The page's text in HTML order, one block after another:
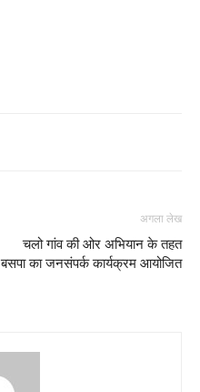
अगला लेख
चलो गांव की ओर अभियान के तहत
बसपा का जनसंपर्क कार्यक्रम आयोजित